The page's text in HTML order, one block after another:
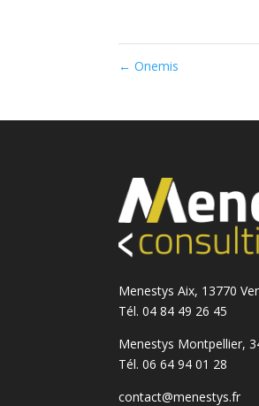
← Onemis
Menestys Aix, 13770
Tél. 04 84 49 26 45
Menestys Montpellier,
Tél. 06 64 94 01 28
contact@menestys.fr